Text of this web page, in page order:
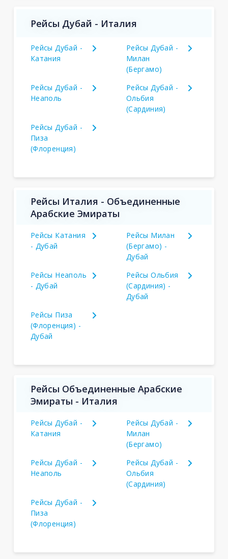
Рейсы Дубай - Италия
Рейсы Дубай -
Катания
Рейсы Дубай -
Милан
(Бергамо)
Рейсы Дубай -
Неаполь
Рейсы Дубай -
Ольбия
(Сардиния)
Рейсы Дубай -
Пиза
(Флоренция)
Рейсы Италия - Объединенные
Арабские Эмираты
Рейсы Катания
- Дубай
Рейсы Милан
(Бергамо) -
Дубай
Рейсы Неаполь
- Дубай
Рейсы Ольбия
(Сардиния) -
Дубай
Рейсы Пиза
(Флоренция) -
Дубай
Рейсы Объединенные Арабские
Эмираты - Италия
Рейсы Дубай -
Катания
Рейсы Дубай -
Милан
(Бергамо)
Рейсы Дубай -
Неаполь
Рейсы Дубай -
Ольбия
(Сардиния)
Рейсы Дубай -
Пиза
(Флоренция)